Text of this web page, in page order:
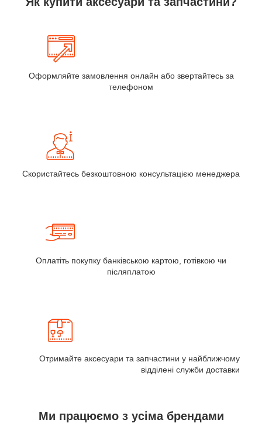
Оформляйте замовлення онлайн або звертайтесь за
телефоном
Скористайтесь безкоштовною консультацією менеджера
Оплатіть покупку банківською картою, готівкою чи
післяплатою
Отримайте аксесуари та запчастини у найближчому
відділені служби доставки
Ми працюємо з усіма брендами